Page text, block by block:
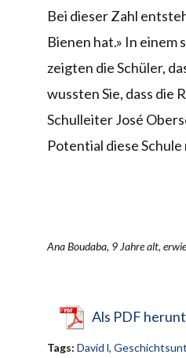
Bei dieser Zahl
Bienen hat.» In
zeigten die Schüler,
wussten Sie, dass
Schulleiter José
Potential diese
Ana Boudaba, 9 Jahre alt,
Als PDF
Tags: David l,